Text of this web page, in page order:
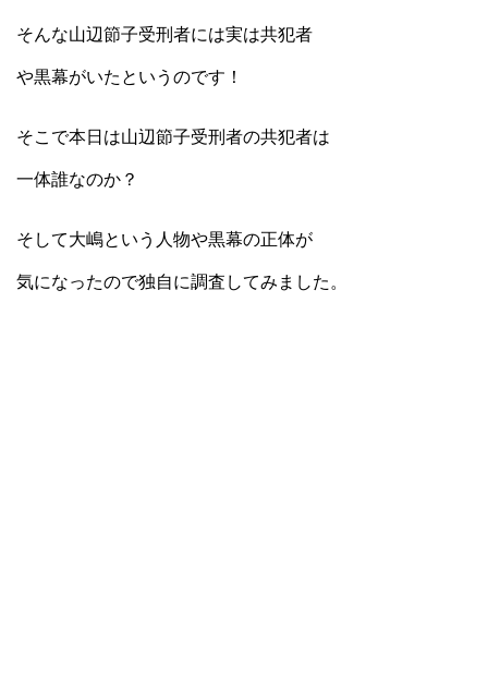
そんな山辺節子受刑者には実は共犯者
や黒幕がいたというのです！
そこで本日は山辺節子受刑者の共犯者は
一体誰なのか？
そして大嶋という人物や黒幕の正体が
気になったので独自に調査してみました。